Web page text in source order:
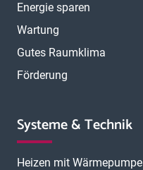
Energie sparen
Wartung
Gutes Raumklima
Förderung
Systeme & Technik
Heizen mit Wärmepumpe